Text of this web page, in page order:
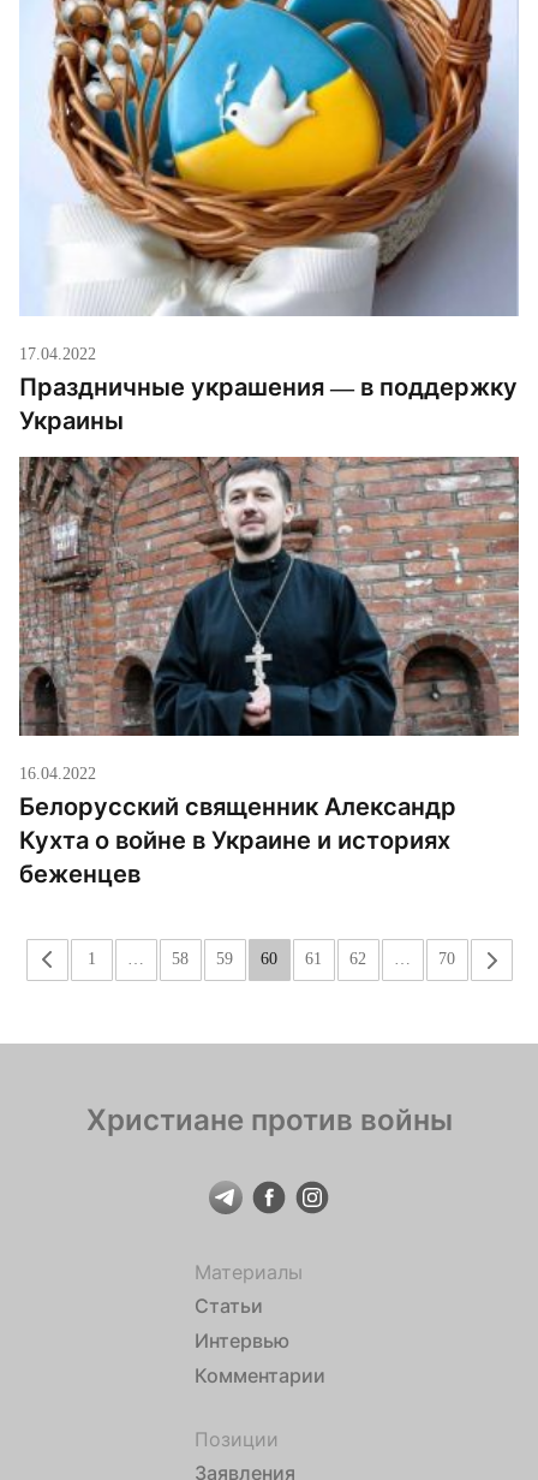
17.04.2022
Праздничные украшения — в поддержку
Украины
16.04.2022
Белорусский священник Александр
Кухта о войне в Украине и историях
беженцев
« 1 58 59 60 61 62 70 »
Христиане против войны
Материалы
Статьи
Интервью
Комментарии
Позиции
Заявления